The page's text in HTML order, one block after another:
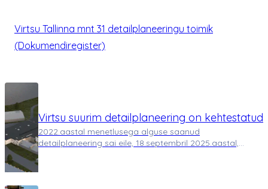
Virtsu Tallinna mnt 31 detailplaneeringu toimik
(Dokumendiregister)
Virtsu suurim detailplaneering on kehtestatud
2022.aastal menetlusega alguse saanud
detailplaneering sai eile, 18.septembril 2025.aastal,